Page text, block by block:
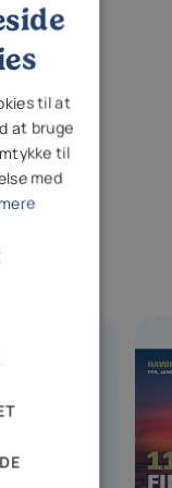
Tilbehør
til at
at bruge
til
med